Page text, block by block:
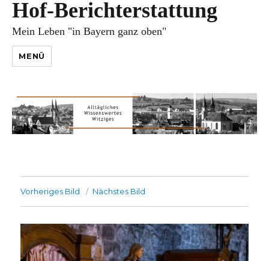
Hof-Berichterstattung
Mein Leben "in Bayern ganz oben"
MENÜ
Vorheriges Bild Nächstes Bild